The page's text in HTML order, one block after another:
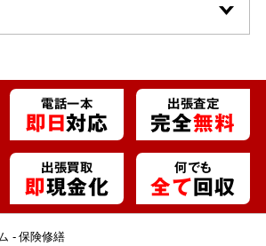
電話一本
即日対応
出張査定
完全無料
出張買取
即現金化
何でも
全て回収
保険修繕